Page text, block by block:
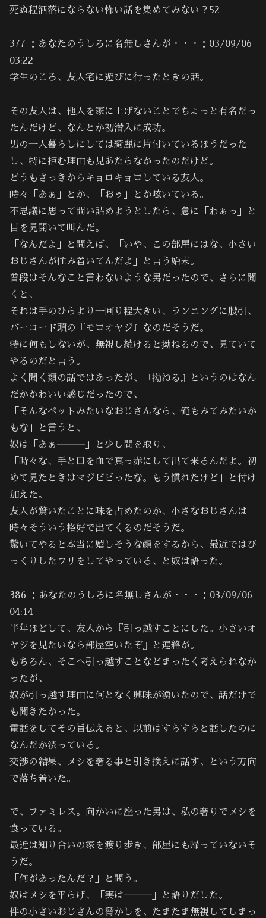
死ぬ程洒落にならない怖い話を集めてみない？52
377 ：あなたのうしろに名無しさんが・・・：03/09/06
03:22
学生のころ、友人宅に遊びに行ったときの話。
その友人は、他人を家に上げないことでちょっと有名だっ
たんだけど、なんとか初潜入に成功。
男の一人暮らしにしては綺麗に片付いているほうだった
し、特に拒む理由も見あたらなかったのだけど。
どうもさっきからキョロキョロしている友人。
時々「あぁ」とか、「おぅ」とか呟いている。
不思議に思って問い詰めようとしたら、急に「わぁっ」と
目を見開いて叫んだ。
「なんだよ」と問えば、「いや、この部屋にはな、小さい
おじさんが住み着いてんだよ」と言う始末。
普段はそんなこと言わないような男だったので、さらに聞
くと、
それは手のひらより一回り程大きい、ランニングに股引、
バーコード頭の『モロオヤジ』なのだそうだ。
特に何もしないが、無視し続けると拗ねるので、見ていて
やるのだと言う。
よく聞く類の話ではあったが、『拗ねる』というのはなん
だかかわいい感じだったので、
「そんなペットみたいなおじさんなら、俺もみてみたいか
もな」と言うと、
奴は「あぁ―――」と少し間を取り、
「時々な、手と口を血で真っ赤にして出て来るんだよ。初
めて見たときはマジビビったな。もう慣れたけど」と付け
加えた。
友人が驚いたことに味を占めたのか、小さなおじさんは
時々そういう格好で出てくるのだそうだ。
驚いてやると本当に嬉しそうな顔をするから、最近ではび
っくりしたフリをしてやっている、と奴は語った。
386 ：あなたのうしろに名無しさんが・・・：03/09/06
04:14
半年ほどして、友人から『引っ越すことにした。小さいオ
ヤジを見たいなら部屋空いたぞ』と連絡が。
もちろん、そこへ引っ越すことなどまったく考えられなか
ったが、
奴が引っ越す理由に何となく興味が湧いたので、話だけで
も聞きたかった。
電話をしてその旨伝えると、以前はすらすらと話したのに
なんだか渋っている。
交渉の結果、メシを奢る事と引き換えに話す、という方向
で落ち着いた。
で、ファミレス。向かいに座った男は、私の奢りでメシを
食っている。
最近は知り合いの家を渡り歩き、部屋にも帰っていないそ
うだ。
「何があったんだ？」と問う。
奴はメシを平らげ、「実は―――」と語りだした。
件の小さいおじさんの脅かしを、たまたま無視してしまっ